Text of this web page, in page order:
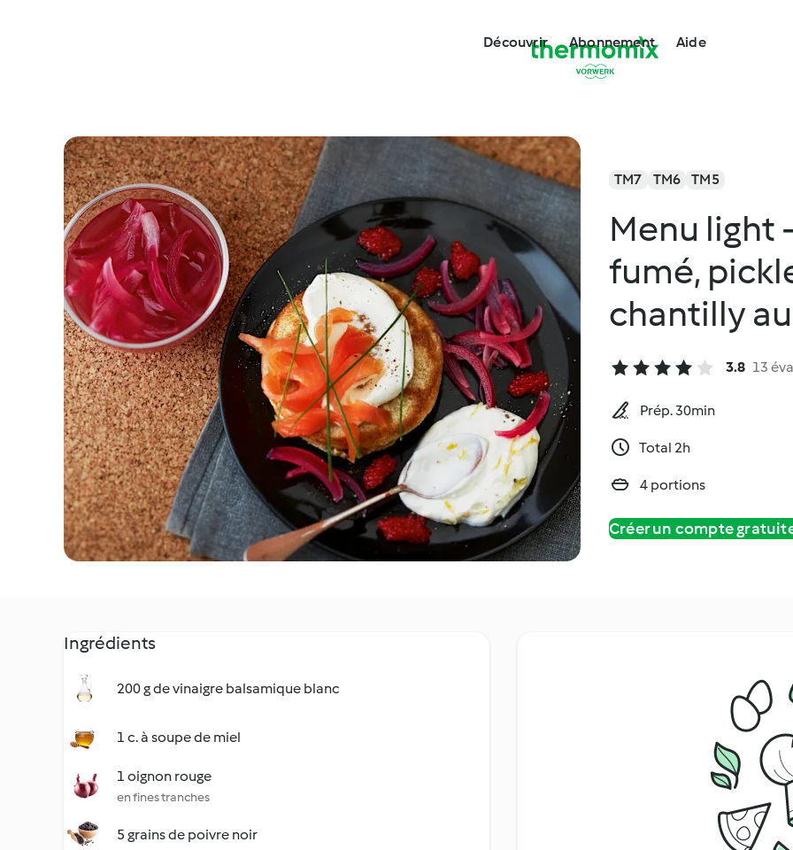
Découvrir Abonnement Aide
TM7 TM6 TM5
Menu light
fumé,
chantilly
3.8 13
Prép. 30min
Total 2h
4 portions
Créer un compte
Ingrédients
200 g de vinaigre balsamique blanc
1 c. à soupe de miel
1 oignon rouge
en fines tranches
5 grains de poivre noir